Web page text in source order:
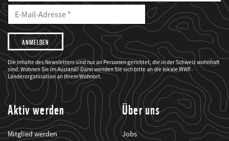
E-
Mailadresse
E-
Adresse
Ich
möchte,
dass
der
WWF
mich
über
seine
Projekte
informiert.
Die Inhalte des Newsletters sind nur an Personen gerichtet, die in der Schweiz wohnhaft
sind. Wohnen Sie im Ausland? Dann wenden Sie sich bitte an die lokale WWF-
Länderorganisation an Ihrem Wohnort.
Aktiv werden
Mitglied werden
Über uns
Jobs